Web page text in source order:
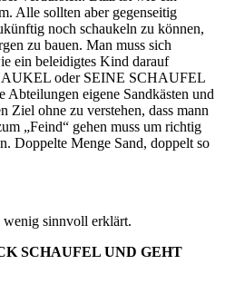
Alle sollten aber gegenseitig
noch schaukeln zu können,
zu bauen. Man muss sich
ein beleidigtes Kind darauf
oder SEINE SCHAUFEL
Abteilungen eigene Sandkästen und
Ziel ohne zu verstehen, dass mann
„Feind“ gehen muss um richtig
Doppelte Menge Sand, doppelt so
wenig sinnvoll erklärt.
SCHAUFEL UND GEHT